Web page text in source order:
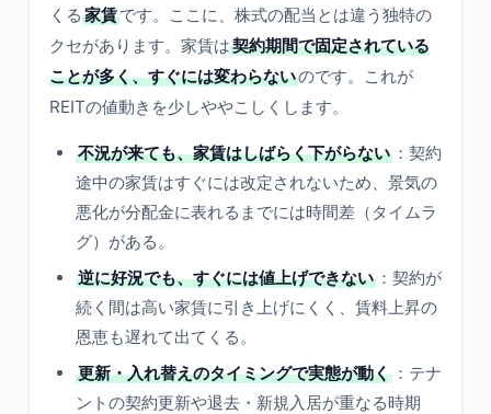
くる 家賃です。ここに、株式の配当とは違う独特の
クセがあります。家賃は契約期間で固定されている
ことが多く、すぐには変わらないのです。これが
REITの値動きを少しややこしくします。
不況が来ても、家賃はしばらく下がらない ：契約
途中の家賃はすぐには改定されないため、景気の
悪化が分配金に表れるまでには時間差（タイムラ
グ）がある。
逆に好況でも、すぐには値上げできない ：契約が
続く間は高い家賃に引き上げにくく、賃料上昇の
恩恵も遅れて出てくる。
更新・入れ替えのタイミングで実態が動く ：テナ
ントの契約更新や退去・新規入居が重なる時期